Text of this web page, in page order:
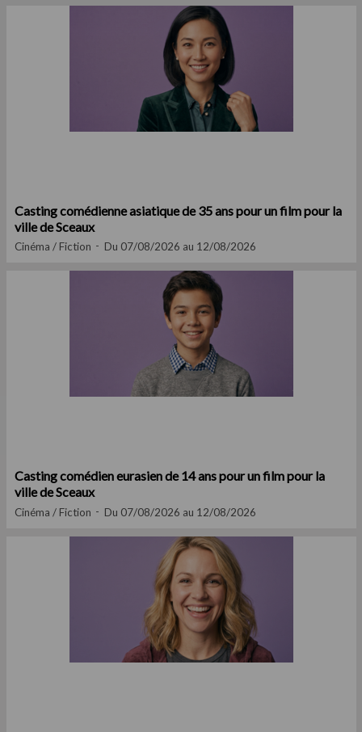
Casting comédienne asiatique de 35 ans pour un film pour la
ville de Sceaux
Cinéma / Fiction Du 07/08/2026 au 12/08/2026
Casting comédien eurasien de 14 ans pour un film pour la
ville de Sceaux
Cinéma / Fiction Du 07/08/2026 au 12/08/2026